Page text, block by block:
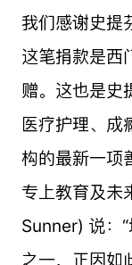
我们感谢史提
这笔捐款是西
赠。这也是史
医疗护理、成
构的最新一项
专上教育及未
Sunner) 说：
之一，正因如